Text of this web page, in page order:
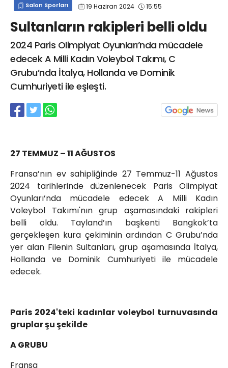
Salon Sporları 19 Haziran 2024 15:55
Sultanların rakipleri belli oldu
2024 Paris Olimpiyat Oyunları’nda mücadele
edecek A Milli Kadın Voleybol Takımı, C
Grubu’nda İtalya, Hollanda ve Dominik
Cumhuriyeti ile eşleşti.
27 TEMMUZ – 11 AĞUSTOS
Fransa’nın ev sahipliğinde 27 Temmuz-11 Ağustos
2024 tarihlerinde düzenlenecek Paris Olimpiyat
Oyunları’nda mücadele edecek A Milli Kadın
Voleybol Takımı'nın grup aşamasındaki rakipleri
belli oldu. Tayland’ın başkenti Bangkok’ta
gerçekleşen kura çekiminin ardından C Grubu’nda
yer alan Filenin Sultanları, grup aşamasında İtalya,
Hollanda ve Dominik Cumhuriyeti ile mücadele
edecek.
Paris 2024'teki kadınlar voleybol turnuvasında
gruplar şu şekilde
A GRUBU
Fransa
info@spor41.com